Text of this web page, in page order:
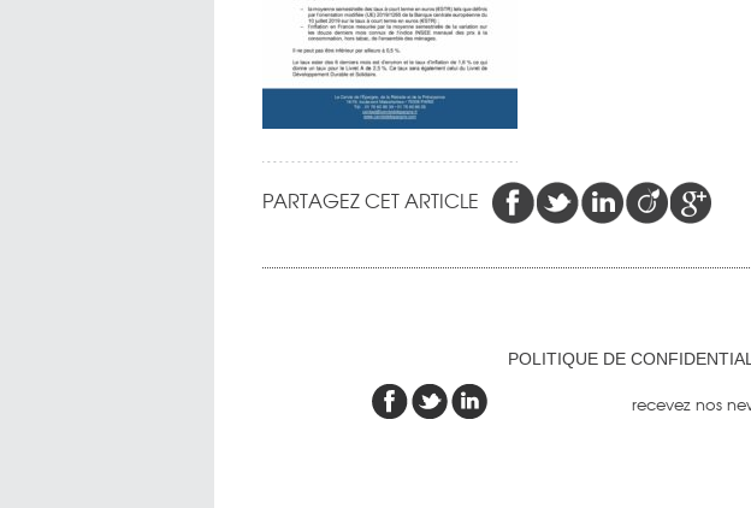
PARTAGEZ CET ARTICLE
POLITIQUE DE
recevez nos